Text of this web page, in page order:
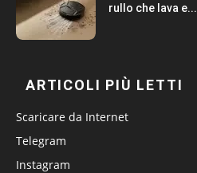
rullo che lava e...
ARTICOLI PIÙ LETTI
Scaricare da Internet
Telegram
Instagram